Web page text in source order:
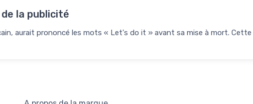
la publicité
aurait prononcé les mots « Let's do it » avant sa mise à mort.